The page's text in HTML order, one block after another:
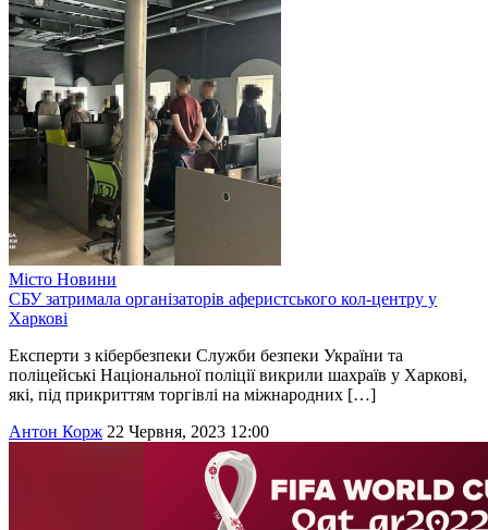
Місто Новини
СБУ затримала організаторів аферистського кол-центру у
Харкові
Експерти з кібербезпеки Служби безпеки України та
поліцейські Національної поліції викрили шахраїв у Харкові,
які, під прикриттям торгівлі на міжнародних […]
Антон Корж 22 Червня, 2023 12:00